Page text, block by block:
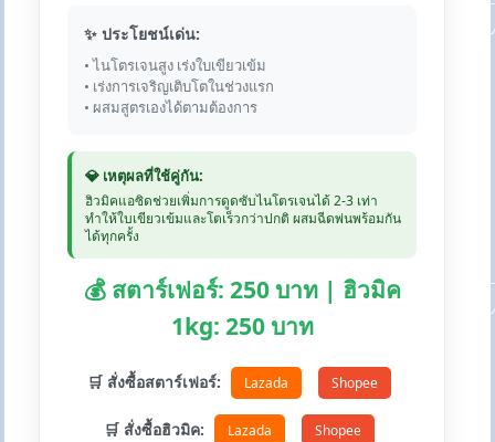
✨ ประโยชน์เด่น:
• ไนโตรเจนสูง เร่งใบเขียวเข้ม
• เร่งการเจริญเติบโตในช่วงแรก
• ผสมสูตรเองได้ตามต้องการ
💎 เหตุผลที่ใช้คู่กัน:
ฮิวมิคแอซิดช่วยเพิ่มการดูดซับไนโตรเจนได้ 2-3 เท่า
ทำให้ใบเขียวเข้มและโตเร็วกว่าปกติ ผสมฉีดพ่นพร้อมกัน
ได้ทุกครั้ง
💰 สตาร์เฟอร์: 250 บาท | ฮิวมิค
1kg: 250 บาท
🛒 สั่งซื้อสตาร์เฟอร์: Lazada Shopee
🛒 สั่งซื้อฮิวมิค: Lazada Shopee